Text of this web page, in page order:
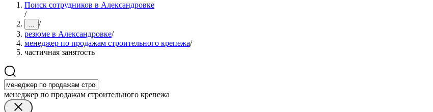
Поиск сотрудников в Александровке
/
... /
резюме в Александровке/
менеджер по продажам строительного крепежа/
частичная занятость
менеджер по продажам строительного крепежа